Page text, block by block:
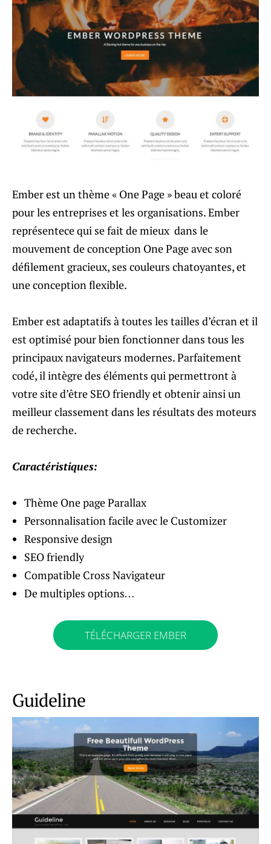
Ember est un thème « One Page » beau et coloré
pour les entreprises et les organisations. Ember
représentece qui se fait de mieux dans le
mouvement de conception One Page avec son
défilement gracieux, ses couleurs chatoyantes, et
une conception flexible.
Ember est adaptatifs à toutes les tailles d’écran et il
est optimisé pour bien fonctionner dans tous les
principaux navigateurs modernes. Parfaitement
codé, il intègre des éléments qui permettront à
votre site d’être SEO friendly et obtenir ainsi un
meilleur classement dans les résultats des moteurs
de recherche.
Caractéristiques:
Thème One page Parallax
Personnalisation facile avec le Customizer
Responsive design
SEO friendly
Compatible Cross Navigateur
De multiples options…
TÉLÉCHARGER EMBER
Guideline